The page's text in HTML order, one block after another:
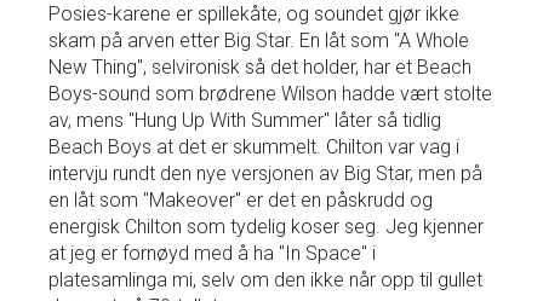
Posies-karene er spillekåte, og soundet gjør ikke
skam på arven etter Big Star. En låt som "A Whole
New Thing", selvironisk så det holder, har et Beach
Boys-sound som brødrene Wilson hadde vært stolte
av, mens "Hung Up With Summer" låter så tidlig
Beach Boys at det er skummelt. Chilton var vag i
intervju rundt den nye versjonen av Big Star, men på
en låt som "Makeover" er det en påskrudd og
energisk Chilton som tydelig koser seg. Jeg kjenner
at jeg er fornøyd med å ha "In Space" i
platesamlinga mi, selv om den ikke når opp til gullet